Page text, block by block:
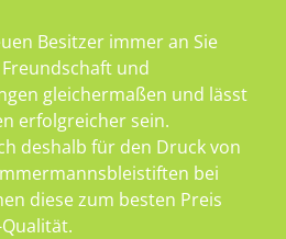
Besitzer immer an Sie
und
gleichermaßen und lässt
erfolgreicher sein.
deshalb für den Druck von
bei
diese zum besten Preis